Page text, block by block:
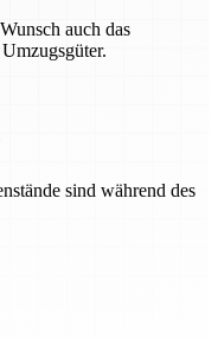
auch das
sind während des